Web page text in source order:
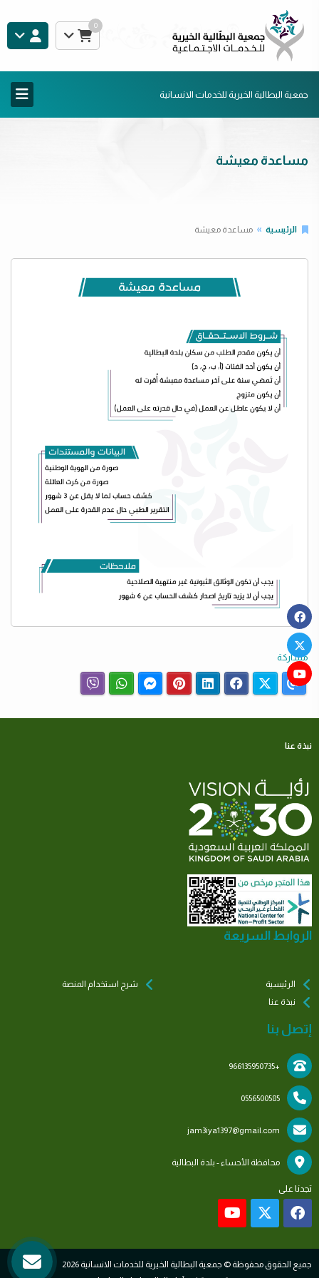
0
جمعية البطالية الخيرية للخدمات الانسانية
مساعدة معيشة
الرئيسية مساعدة معيشة
مشاركة
نبذة عنا
الروابط السريعة
الرئيسية
نبذة عنا
شرح استخدام المنصة
إتصل بنا
+966135950735
0556500585
jam3iya1397@gmail.com
محافظة الأحساء - بلدة البطالية
تجدنا على
جميع الحقوق محفوظة © جمعية البطالية الخيرية للخدمات الانسانية 2026